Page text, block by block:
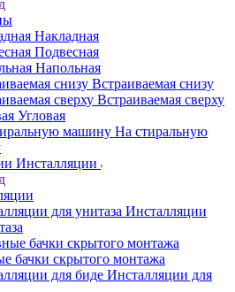
Накладная
Подвесная
Напольная
Встраиваемая снизу
Встраиваемая сверху
Угловая
На стиральную
Инсталляции
Инсталляции
бачки скрытого монтажа
Инсталляции для